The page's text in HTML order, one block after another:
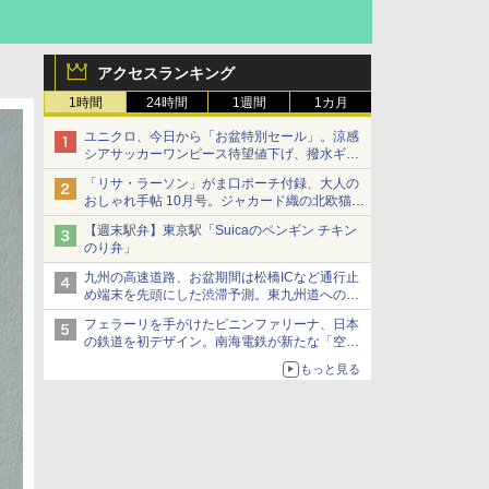
アクセスランキング
1時間 24時間 1週間 1カ月
ユニクロ、今日から「お盆特別セール」。涼感
シアサッカーワンピース待望値下げ、撥水ギア
ショーツは1990円に
「リサ・ラーソン」がま口ポーチ付録、大人の
おしゃれ手帖 10月号。ジャカード織の北欧猫デ
ザイン
【週末駅弁】東京駅「Suicaのペンギン チキン
のり弁」
九州の高速道路、お盆期間は松橋ICなど通行止
め端末を先頭にした渋滞予測。東九州道への迂
回は料金調整を実施
フェラーリを手がけたピニンファリーナ、日本
の鉄道を初デザイン。南海電鉄が新たな「空港
もっと見る